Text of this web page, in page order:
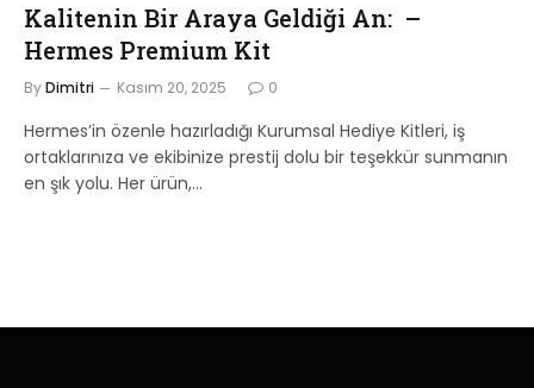
Kalitenin Bir Araya Geldiği An: –
Hermes Premium Kit
ByDimitri Kasım 20, 2025 0
Hermes’in özenle hazırladığı Kurumsal Hediye Kitleri, iş
ortaklarınıza ve ekibinize prestij dolu bir teşekkür sunmanın
en şık yolu. Her ürün,…